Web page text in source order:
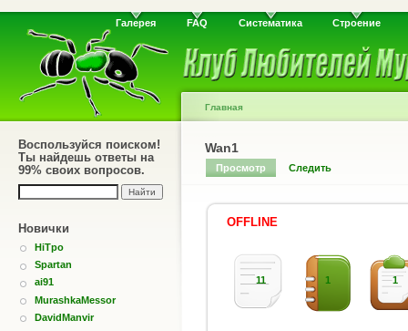
Галерея FAQ Систематика Строение
Воспользуйся поиском!
Ты найдешь ответы на
99% своих вопросов.
Новички
HiTpo
Spartan
ai91
MurashkaMessor
DavidManvir
Главная
Wan1
Просмотр Следить
OFFLINE
11 1 1